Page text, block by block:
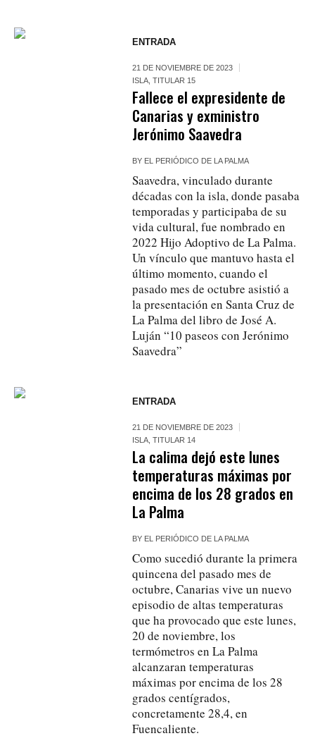
ENTRADA
21 DE NOVIEMBRE DE 2023
ISLA ,TITULAR 15
Fallece el expresidente de
Canarias y exministro
Jerónimo Saavedra
BY EL PERIÓDICO DE LA PALMA
Saavedra, vinculado durante
décadas con la isla, donde pasaba
temporadas y participaba de su
vida cultural, fue nombrado en
2022 Hijo Adoptivo de La Palma.
Un vínculo que mantuvo hasta el
último momento, cuando el
pasado mes de octubre asistió a
la presentación en Santa Cruz de
La Palma del libro de José A.
Luján “10 paseos con Jerónimo
Saavedra”
ENTRADA
21 DE NOVIEMBRE DE 2023
ISLA ,TITULAR 14
La calima dejó este lunes
temperaturas máximas por
encima de los 28 grados en
La Palma
BY EL PERIÓDICO DE LA PALMA
Como sucedió durante la primera
quincena del pasado mes de
octubre, Canarias vive un nuevo
episodio de altas temperaturas
que ha provocado que este lunes,
20 de noviembre, los
termómetros en La Palma
alcanzaran temperaturas
máximas por encima de los 28
grados centígrados,
concretamente 28,4, en
Fuencaliente.